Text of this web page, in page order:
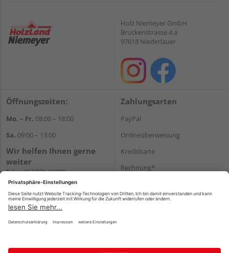
Holz Niemeyer GmbH
Brückenstrasse 4 a
97618 Niederlauer
Öffnungszeiten:
Mo. – Fr. 08:00 – 18:00
Sa. 09:00 – 13:00
Wir helfen Ihnen gerne
weiter
Tel.:+49 9771 61880
E-Mail:info@holzland-
niemeyer.de
Zahlungsarten
PayPal
Onlineüberweisung
Kreditkarte
Rechnung*
Versand
Impressum AGB Widerruf Datenschutz